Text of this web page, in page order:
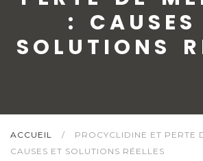
: CAUSES
SOLUTIONS
ACCUEIL /
PROCYCLIDINE ET PERTE
CAUSES ET SOLUTIONS RÉELLES